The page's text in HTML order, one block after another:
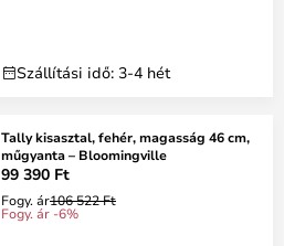
Szállítási idő: 3-4 hét
Tally kisasztal, fehér, magasság 46 cm,
műgyanta – Bloomingville
99 390 Ft
Fogy. ár106 522 Ft
Fogy. ár -6%